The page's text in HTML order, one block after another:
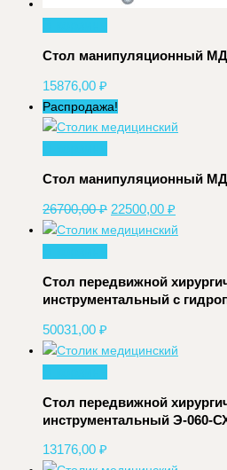
Стол манипуляционный МД
15876,00 ₽
Распродажа!
Стол манипуляционный МД
26700,00₽ Первоначальная
цена
22500,00 ₽
цена:
Стол передвижной
инструментальный с
50031,00 ₽
Стол передвижной
инструментальный Э-060-
13176,00 ₽